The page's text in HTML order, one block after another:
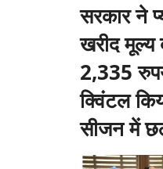
सरकार ने
खरीद मूल्य
2,335
क्विंटल
सीजन में